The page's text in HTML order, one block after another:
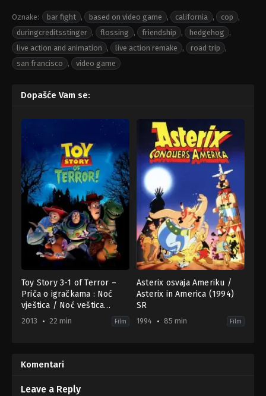
Oznake: bar fight , based on video game , california , cop
,
duringcreditsstinger , flossing , friendship , hedgehog
,
live action and animation
, live action remake , road trip
,
san francisco
, video game
Dopašće Vam se:
Toy Story 3-1 of Terror –
Priča o igračkama : Noć
vještica / Noć veštica
(2013) HR-SR
2013 22 min Film
10-
16
MacLane
Asterix osvaja Ameriku /
Asterix in America (1994)
SR
1994 85 min Film
Komentari
Leave a Reply